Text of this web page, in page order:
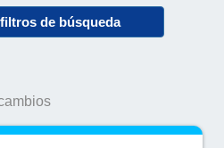
de búsqueda